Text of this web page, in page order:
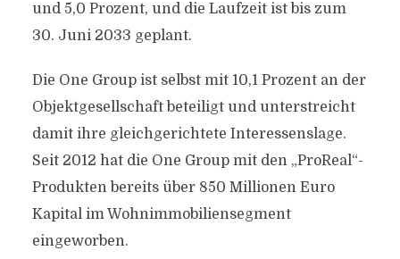
und 5,0 Prozent, und die Laufzeit ist bis zum
30. Juni 2033 geplant.
Die One Group ist selbst mit 10,1 Prozent an der
Objektgesellschaft beteiligt und unterstreicht
damit ihre gleichgerichtete Interessenslage.
Seit 2012 hat die One Group mit den „ProReal“-
Produkten bereits über 850 Millionen Euro
Kapital im Wohnimmobiliensegment
eingeworben.